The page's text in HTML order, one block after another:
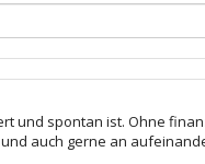
und spontan ist. Ohne
auch gerne an